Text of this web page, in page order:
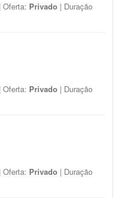
| Oferta: Privado | Duração
| Oferta: Privado | Duração
| Oferta: Privado | Duração